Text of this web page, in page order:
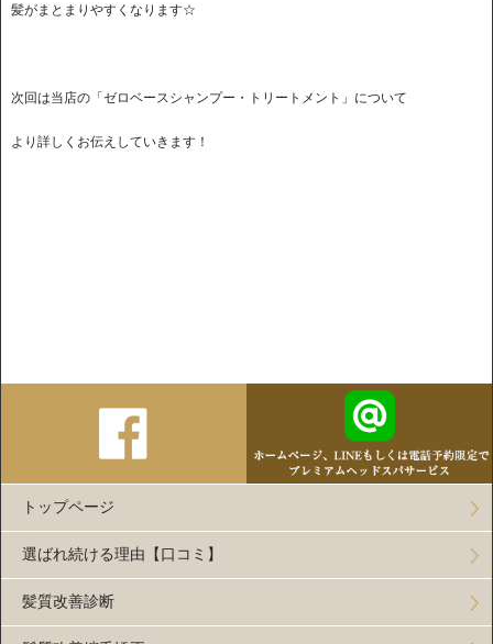
髪がまとまりやすくなります☆
次回は当店の「ゼロベースシャンプー・トリートメント」について
より詳しくお伝えしていきます！
トップページ
選ばれ続ける理由【口コミ】
髪質改善診断